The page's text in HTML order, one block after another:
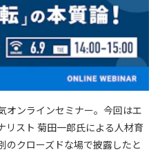
オンラインセミナー。今回はエ
リスト 菊田一郎氏による人材育
のクローズドな場で披露したと